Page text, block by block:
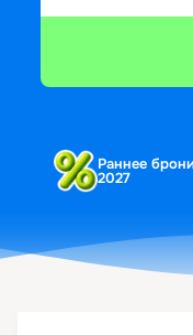
Раннее
2027